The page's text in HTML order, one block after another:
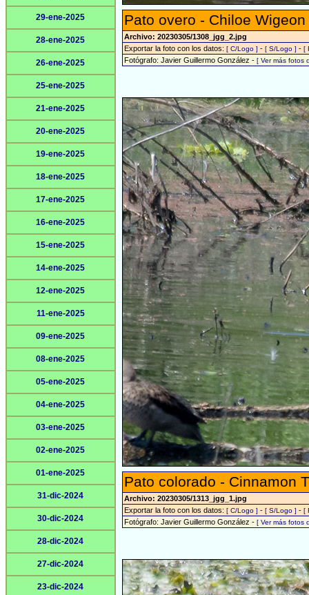
29-ene-2025
28-ene-2025
26-ene-2025
25-ene-2025
21-ene-2025
20-ene-2025
19-ene-2025
18-ene-2025
17-ene-2025
16-ene-2025
15-ene-2025
14-ene-2025
12-ene-2025
11-ene-2025
09-ene-2025
08-ene-2025
05-ene-2025
04-ene-2025
03-ene-2025
02-ene-2025
01-ene-2025
31-dic-2024
30-dic-2024
28-dic-2024
27-dic-2024
23-dic-2024
Pato overo - Chiloe
Archivo: 20230305/1308_jgg_2.jpg
Exportar la foto con los datos: [ C/Logo ] - [ S/Logo ] - [
Fotógrafo: Javier Guillermo González - [ Ver más fotos
Pato colorado - Cinnamon
Archivo: 20230305/1313_jgg_1.jpg
Exportar la foto con los datos: [ C/Logo ] - [ S/Logo ] - [
Fotógrafo: Javier Guillermo González - [ Ver más fotos